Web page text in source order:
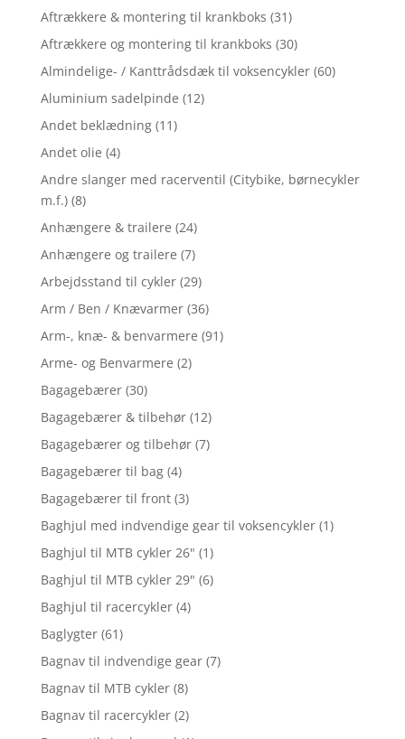
Aftrækkere & montering til krankboks (31)
Aftrækkere og montering til krankboks (30)
Almindelige- / Kanttrådsdæk til voksencykler (60)
Aluminium sadelpinde (12)
Andet beklædning (11)
Andet olie (4)
Andre slanger med racerventil (Citybike, børnecykler
m.f.) (8)
Anhængere & trailere (24)
Anhængere og trailere (7)
Arbejdsstand til cykler (29)
Arm / Ben / Knævarmer (36)
Arm-, knæ- & benvarmere (91)
Arme- og Benvarmere (2)
Bagagebærer (30)
Bagagebærer & tilbehør (12)
Bagagebærer og tilbehør (7)
Bagagebærer til bag (4)
Bagagebærer til front (3)
Baghjul med indvendige gear til voksencykler (1)
Baghjul til MTB cykler 26" (1)
Baghjul til MTB cykler 29" (6)
Baghjul til racercykler (4)
Baglygter (61)
Bagnav til indvendige gear (7)
Bagnav til MTB cykler (8)
Bagnav til racercykler (2)